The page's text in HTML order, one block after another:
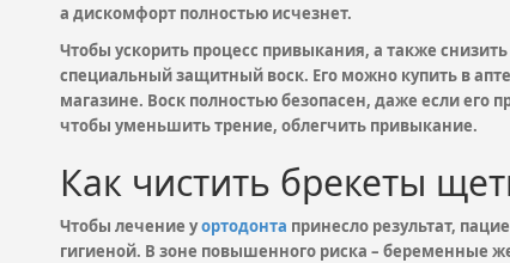
а дискомфорт полностью исчезнет.
Чтобы ускорить процесс привыкания, а также
специальный защитный воск. Его можно купить в
магазине. Воск полностью безопасен, даже если его
чтобы уменьшить трение, облегчить привыкание.
Как чистить брекеты
Чтобы лечение уортодонта принесло результат,
гигиеной. В зоне повышенного риска – беременные